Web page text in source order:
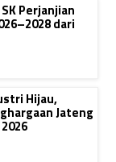
Perjanjian
dari
Hijau,
Jateng